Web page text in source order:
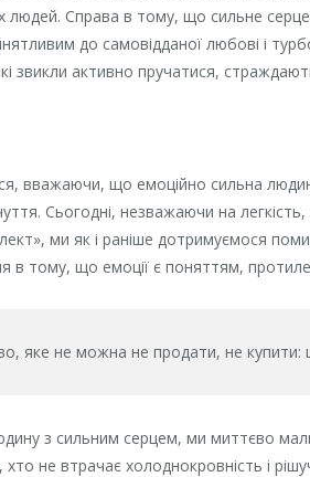
людей. Справа в тому, що сильне
до самовідданої любові і
звикли активно пручатися,
вважаючи, що емоційно сильна
Сьогодні, незважаючи на легкість,
ми як і раніше дотримуємося
в тому, що емоції є поняттям,
яке не можна не продати, не
з сильним серцем, ми миттєво
не втрачає холоднокровність і